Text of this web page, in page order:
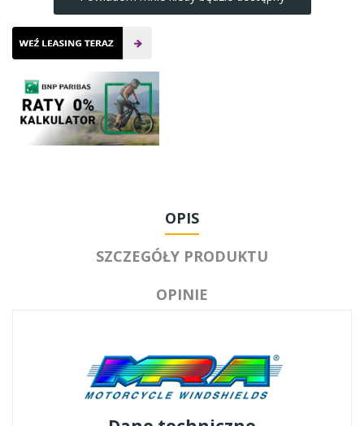
OPIS
SZCZEGÓŁY PRODUKTU
OPINIE